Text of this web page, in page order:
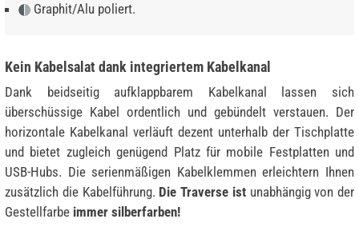
Graphit/Alu poliert.
Kein Kabelsalat dank integriertem Kabelkanal
Dank beidseitig aufklappbarem Kabelkanal lassen sich
überschüssige Kabel ordentlich und gebündelt verstauen. Der
horizontale Kabelkanal verläuft dezent unterhalb der Tischplatte
und bietet zugleich genügend Platz für mobile Festplatten und
USB-Hubs. Die serienmäßigen Kabelklemmen erleichtern Ihnen
zusätzlich die Kabelführung. Die Traverse istunabhängig von der
Gestellfarbe immer silberfarben!